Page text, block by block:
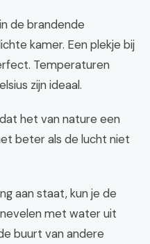
de brandende
kamer. Een plekje bij
Temperaturen
zijn ideaal.
het van nature een
beter als de lucht niet
aan staat, kun je de
met water uit
buurt van andere